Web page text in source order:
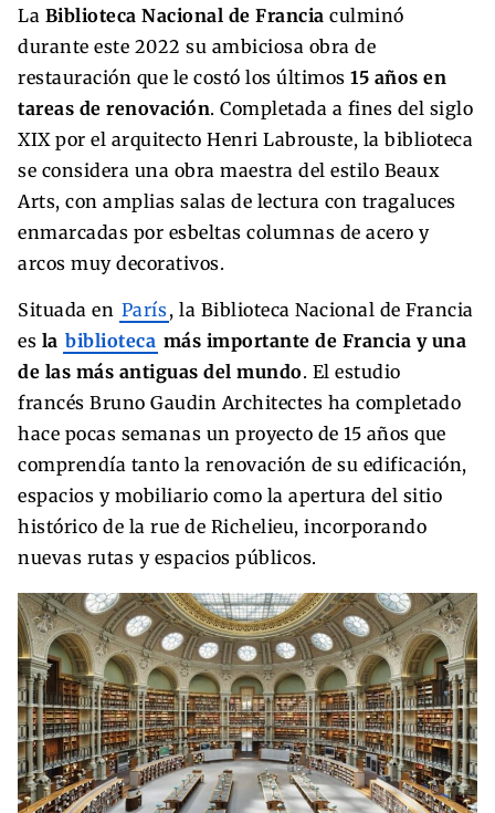
La Biblioteca Nacional de Francia culminó
durante este 2022 su ambiciosa obra de
restauración que le costó los últimos 15 años en
tareas de renovación. Completada a fines del siglo
XIX por el arquitecto Henri Labrouste, la biblioteca
se considera una obra maestra del estilo Beaux
Arts, con amplias salas de lectura con tragaluces
enmarcadas por esbeltas columnas de acero y
arcos muy decorativos.
Situada en París, la Biblioteca Nacional de Francia
es la biblioteca más importante de Francia y una
de las más antiguas del mundo. El estudio
francés Bruno Gaudin Architectes ha completado
hace pocas semanas un proyecto de 15 años que
comprendía tanto la renovación de su edificación,
espacios y mobiliario como la apertura del sitio
histórico de la rue de Richelieu, incorporando
nuevas rutas y espacios públicos.